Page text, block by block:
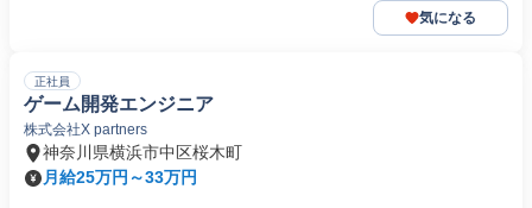
気になる
正社員
ゲーム開発エンジニア
株式会社X partners
神奈川県横浜市中区桜木町
月給25万円～33万円